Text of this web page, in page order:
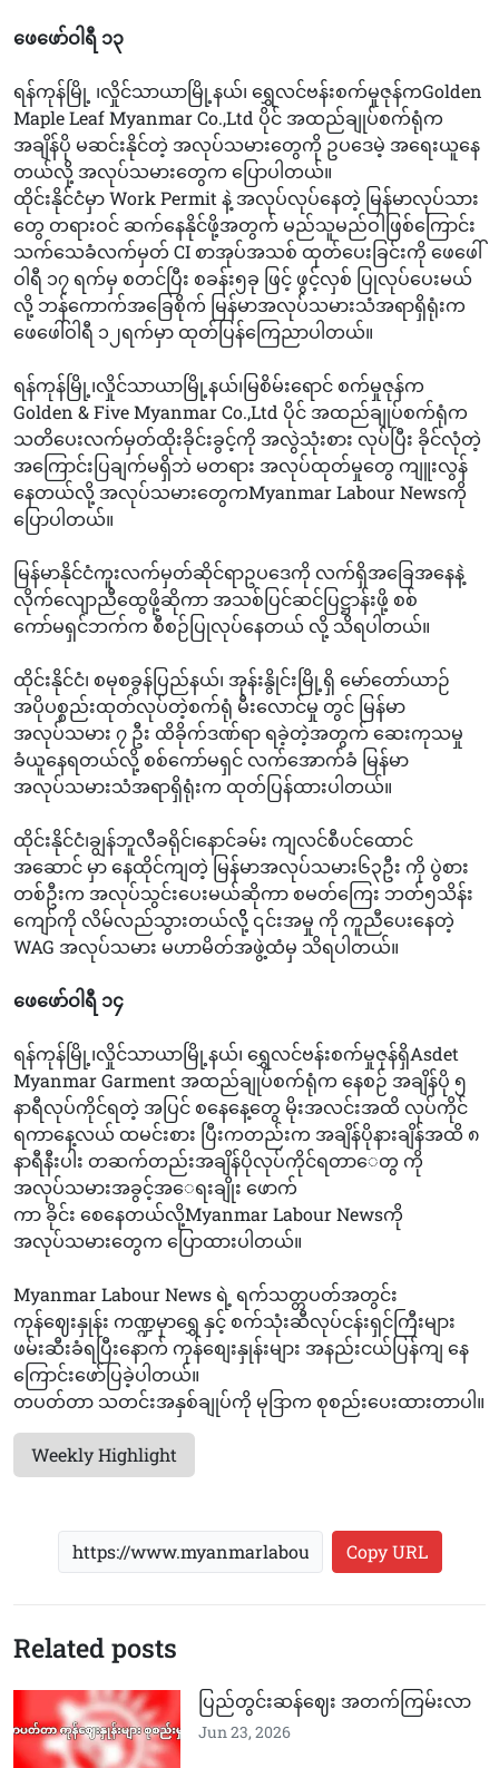
ဖေဖော်ဝါရီ ၁၃
ရန်ကုန်မြို့ ၊လှိုင်သာယာမြို့နယ်၊ ရွှေလင်ဗန်းစက်မှုဇုန်ကGolden
Maple Leaf Myanmar Co.,Ltd ပိုင် အထည်ချုပ်စက်ရုံက
အချိန်ပို မဆင်းနိုင်တဲ့ အလုပ်သမားတွေကို ဥပဒေမဲ့ အရေးယူနေ
တယ်လို့ အလုပ်သမားတွေက ပြောပါတယ်။
ထိုင်းနိုင်ငံမှာ Work Permit နဲ့ အလုပ်လုပ်နေတဲ့ မြန်မာလုပ်သား
တွေ တရားဝင် ဆက်နေနိုင်ဖို့အတွက် မည်သူမည်ဝါဖြစ်ကြောင်း
သက်သေခံလက်မှတ် CI စာအုပ်အသစ် ထုတ်ပေးခြင်းကို ဖေဖေါ်
ဝါရီ ၁၇ ရက်မှ စတင်ပြီး စခန်း၅ခု ဖြင့် ဖွင့်လှစ် ပြုလုပ်ပေးမယ်
လို့ ဘန်ကောက်အခြေစိုက် မြန်မာအလုပ်သမားသံအရာရှိရုံးက
ဖေဖေါ်ဝါရီ ၁၂ရက်မှာ ထုတ်ပြန်ကြေညာပါတယ်။
ရန်ကုန်မြို့၊လှိုင်သာယာမြို့နယ်၊မြစိမ်းရောင် စက်မှုဇုန်က
Golden & Five Myanmar Co.,Ltd ပိုင် အထည်ချုပ်စက်ရုံက
သတိပေးလက်မှတ်ထိုးခိုင်းခွင့်ကို အလွဲသုံးစား လုပ်ပြီး ခိုင်လုံတဲ့
အကြောင်းပြချက်မရှိဘဲ မတရား အလုပ်ထုတ်မှုတွေ ကျူးလွန်
နေတယ်လို့ အလုပ်သမားတွေကMyanmar Labour Newsကို
ပြောပါတယ်။
မြန်မာနိုင်ငံကူးလက်မှတ်ဆိုင်ရာဥပဒေကို လက်ရှိအခြေအနေနဲ့
လိုက်လျောညီထွေဖို့ဆိုကာ အသစ်ပြင်ဆင်ပြဋ္ဌာန်းဖို့ စစ်
ကော်မရှင်ဘက်က စီစဉ်ပြုလုပ်နေတယ် လို့ သိရပါတယ်။
ထိုင်းနိုင်ငံ၊ စမုစခွန်ပြည်နယ်၊ အုန်းနွိုင်းမြို့ရှိ မော်တော်ယာဉ်
အပိုပစ္စည်းထုတ်လုပ်တဲ့စက်ရုံ မီးလောင်မှု တွင် မြန်မာ
အလုပ်သမား ၇ ဦး ထိခိုက်ဒဏ်ရာ ရခဲ့တဲ့အတွက် ဆေးကုသမှု
ခံယူနေရတယ်လို့ စစ်ကော်မရှင် လက်အောက်ခံ မြန်မာ
အလုပ်သမားသံအရာရှိရုံးက ထုတ်ပြန်ထားပါတယ်။
ထိုင်းနိုင်ငံ၊ချွန်ဘူလီခရိုင်၊နောင်ခမ်း ကျလင်စီပင်ထောင်
အဆောင် မှာ နေထိုင်ကျတဲ့ မြန်မာအလုပ်သမား၆၃ဦး ကို ပွဲစား
တစ်ဦးက အလုပ်သွင်းပေးမယ်ဆိုကာ စမတ်ကြေး ဘတ်၅သိန်း
ကျော်ကို လိမ်လည်သွားတယ်လိို့ ၎င်းအမှု ကို ကူညီပေးနေတဲ့
WAG အလုပ်သမား မဟာမိတ်အဖွဲ့ထံမှ သိရပါတယ်။
ဖေဖော်ဝါရီ ၁၄
ရန်ကုန်မြို့၊လှိုင်သာယာမြို့နယ်၊‌‌ ရွှေလင်ဗန်းစက်မှုဇုန်ရှိAsdet
Myanmar Garment အထည်ချုပ်စက်ရုံက နေစဉ် အချိန်ပို ၅
နာရီလုပ်ကိုင်ရတဲ့ အပြင် စနေနေ့တွေ မိုးအလင်းအထိ လုပ်ကိုင်
ရကာနေ့လယ် ထမင်းစား ပြီးကတည်းက အချိန်ပိုနားချိန်အထိ ၈
နာရီနီးပါး တဆက်တည်းအချိန်ပိုလုပ်ကိုင်ရတာ‌ေတွ ကို
အလုပ်သမားအခွင့်အ‌ေရးချိုး‌ ဖောက်
ကာ ခိုင်း‌ စေနေတယ်လို့Myanmar Labour Newsကို
အလုပ်သမားတွေက ပြောထားပါတယ်။
Myanmar Labour News ရဲ့ ရက်သတ္တပတ်အတွင်း
ကုန်ဈေးနှုန်း ကဏ္ဍမှာရွှေ နှင့် စက်သုံးဆီလုပ်ငန်းရှင်ကြီးများ
ဖမ်းဆီးခံရပြီးနောက် ကုန်စျေးနှုန်းများ အနည်းငယ်ပြန်ကျ နေ
ကြောင်းဖော်ပြခဲ့ပါတယ်။
တပတ်တာ သတင်းအနှစ်ချုပ်ကို မုဒြာက စုစည်းပေးထားတာပါ။
Weekly Highlight
Copy URL
Related posts
ပြည်တွင်းဆန်ဈေး အတက်ကြမ်းလာ
Jun 23, 2026